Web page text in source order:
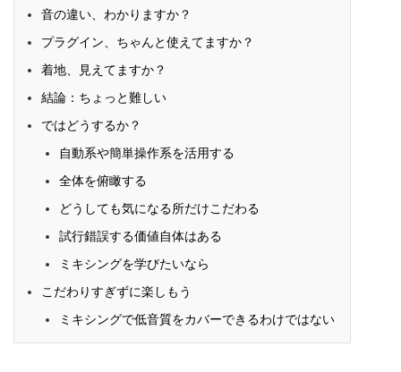
音の違い、わかりますか？
プラグイン、ちゃんと使えてますか？
着地、見えてますか？
結論：ちょっと難しい
ではどうするか？
自動系や簡単操作系を活用する
全体を俯瞰する
どうしても気になる所だけこだわる
試行錯誤する価値自体はある
ミキシングを学びたいなら
こだわりすぎずに楽しもう
ミキシングで低音質をカバーできるわけではない